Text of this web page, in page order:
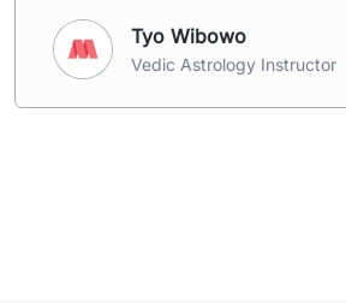
Tyo Wibowo
Vedic Astrology Instructor